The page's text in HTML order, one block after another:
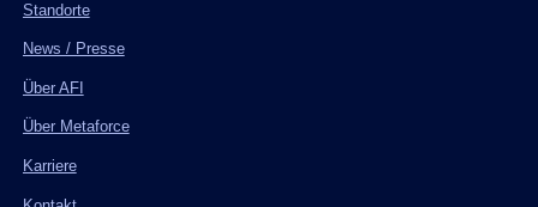
Standorte
News / Presse
Über AFI
Über Metaforce
Karriere